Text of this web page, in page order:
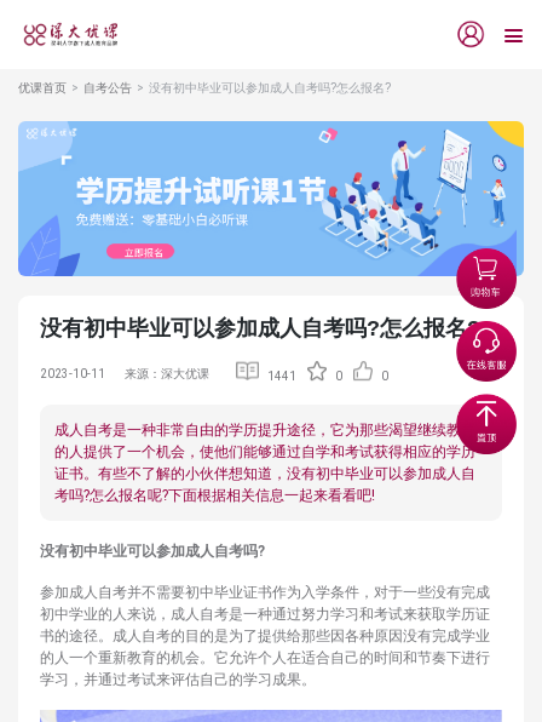
优课首页 自考公告 没有初中毕业可以参加成人自考吗?怎么报名?
没有初中毕业可以参加成人自考吗?怎么报名?
2023-10-11 来源：深大优课 1441 0 0
成人自考是一种非常自由的学历提升途径，它为那些渴望继续教育
的人提供了一个机会，使他们能够通过自学和考试获得相应的学历
证书。有些不了解的小伙伴想知道，没有初中毕业可以参加成人自
考吗?怎么报名呢?下面根据相关信息一起来看看吧!
没有初中毕业可以参加成人自考吗?
参加成人自考并不需要初中毕业证书作为入学条件，对于一些没有完成
初中学业的人来说，成人自考是一种通过努力学习和考试来获取学历证
书的途径。成人自考的目的是为了提供给那些因各种原因没有完成学业
的人一个重新教育的机会。它允许个人在适合自己的时间和节奏下进行
学习，并通过考试来评估自己的学习成果。